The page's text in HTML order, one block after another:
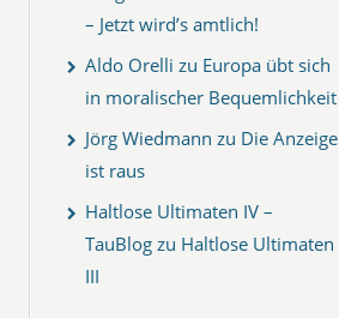
– Jetzt wird’s amtlich!
Aldo Orelli zu Europa übt sich
in moralischer Bequemlichkeit
Jörg Wiedmann zu Die Anzeige
ist raus
Haltlose Ultimaten IV –
TauBlog zu Haltlose Ultimaten
III